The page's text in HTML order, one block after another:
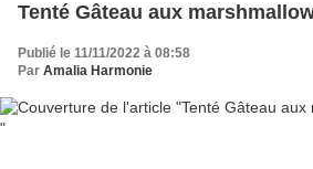
Tenté Gâteau aux
Publié le 11/11/2022 à 08:58
Par Amalia Harmonie